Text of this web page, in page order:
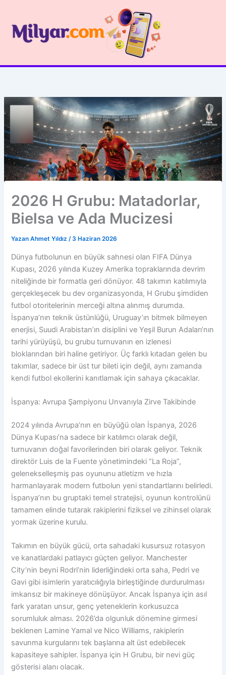
2026 H Grubu: Matadorlar,
Bielsa ve Ada Mucizesi
Yazan Ahmet Yıldız/3 Haziran 2026
Dünya futbolunun en büyük sahnesi olan FIFA Dünya
Kupası, 2026 yılında Kuzey Amerika topraklarında devrim
niteliğinde bir formatla geri dönüyor. 48 takımın katılımıyla
gerçekleşecek bu dev organizasyonda, H Grubu şimdiden
futbol otoritelerinin merceği altına alınmış durumda.
İspanya’nın teknik üstünlüğü, Uruguay’ın bitmek bilmeyen
enerjisi, Suudi Arabistan’ın disiplini ve Yeşil Burun Adaları’nın
tarihi yürüyüşü, bu grubu turnuvanın en izlenesi
bloklarından biri haline getiriyor. Üç farklı kıtadan gelen bu
takımlar, sadece bir üst tur bileti için değil, aynı zamanda
kendi futbol ekollerini kanıtlamak için sahaya çıkacaklar.
İspanya: Avrupa Şampiyonu Unvanıyla Zirve Takibinde
2024 yılında Avrupa’nın en büyüğü olan İspanya, 2026
Dünya Kupası’na sadece bir katılımcı olarak değil,
turnuvanın doğal favorilerinden biri olarak geliyor. Teknik
direktör Luis de la Fuente yönetimindeki “La Roja”,
gelenekselleşmiş pas oyununu atletizm ve hızla
harmanlayarak modern futbolun yeni standartlarını belirledi.
İspanya’nın bu gruptaki temel stratejisi, oyunun kontrolünü
tamamen elinde tutarak rakiplerini fiziksel ve zihinsel olarak
yormak üzerine kurulu.
Takımın en büyük gücü, orta sahadaki kusursuz rotasyon
ve kanatlardaki patlayıcı güçten geliyor. Manchester
City’nin beyni Rodri’nin liderliğindeki orta saha, Pedri ve
Gavi gibi isimlerin yaratıcılığıyla birleştiğinde durdurulması
imkansız bir makineye dönüşüyor. Ancak İspanya için asıl
fark yaratan unsur, genç yeteneklerin korkusuzca
sorumluluk alması. 2026’da olgunluk dönemine girmesi
beklenen Lamine Yamal ve Nico Williams, rakiplerin
savunma kurgularını tek başlarına alt üst edebilecek
kapasiteye sahipler. İspanya için H Grubu, bir nevi güç
gösterisi alanı olacak.